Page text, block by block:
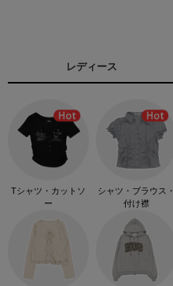
レディース
Tシャツ・カットソ
ー
シャツ・ブラウス・
付け襟